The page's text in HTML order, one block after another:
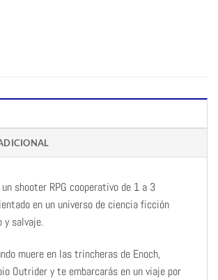
un shooter RPG cooperativo de 1 a 3
en un universo de ciencia ficción
y salvaje.
muere en las trincheras de Enoch,
Outrider y te embarcarás en un viaje por